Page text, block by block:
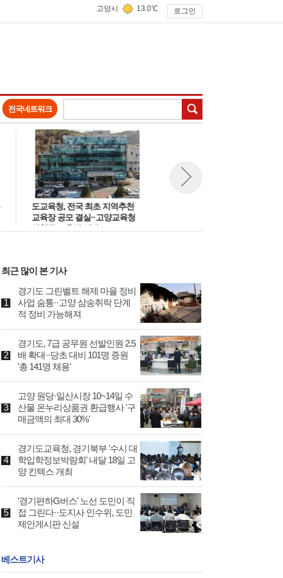
고양시 13.0℃ 로그인
전국네트워크
도교육청, 전국 최초 지역추천
교육장 공모 결실··고양교육청
강현주 교육장 선발
최근 많이 본 기사
경기도 그린벨트 해제 마을 정비
사업 숨통··고양 삼송취락 단계
적 정비 가능해져
경기도, 7급 공무원 선발인원 2.5
배 확대··당초 대비 101명 증원
'총 141명 채용'
고양 원당·일산시장 10~14일 수
산물 온누리상품권 환급행사 '구
매금액의 최대 30%'
경기도교육청, 경기북부 '수시 대
학입학정보박람회' 내달 18일 고
양 킨텍스 개최
'경기편하G버스' 노선 도민이 직
접 그린다··도지사 인수위, 도민
제안게시판 신설
베스트기사